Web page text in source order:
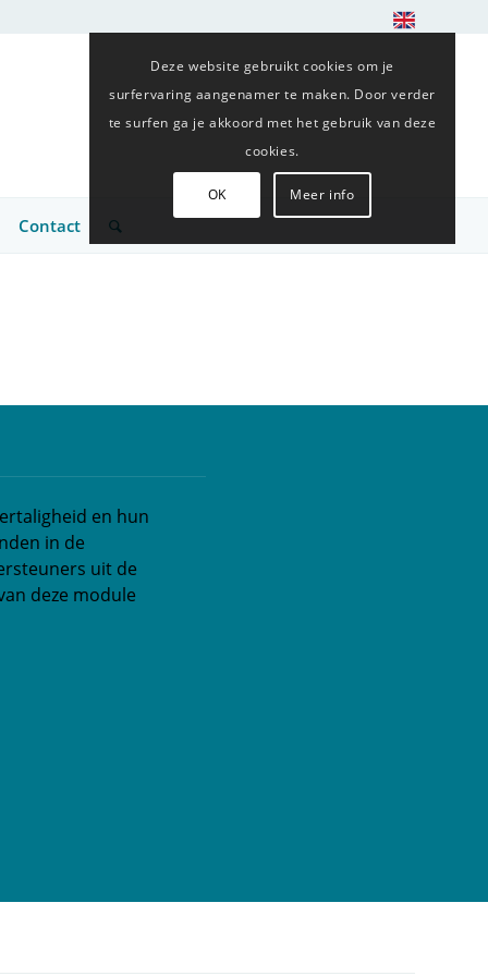
Contact
en hun
in de
uit de
deze module
Deze website gebruikt cookies om je
surfervaring aangenamer te maken. Door verder
te surfen ga je akkoord met het gebruik van deze
cookies.
OK Meer info